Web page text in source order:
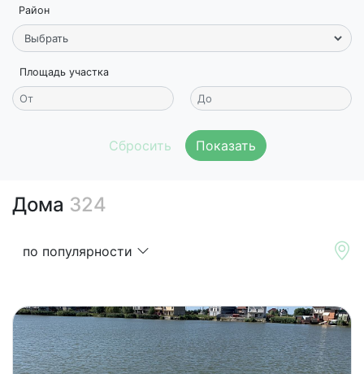
Район
Площадь участка
Показать
Дома 324
по популярности